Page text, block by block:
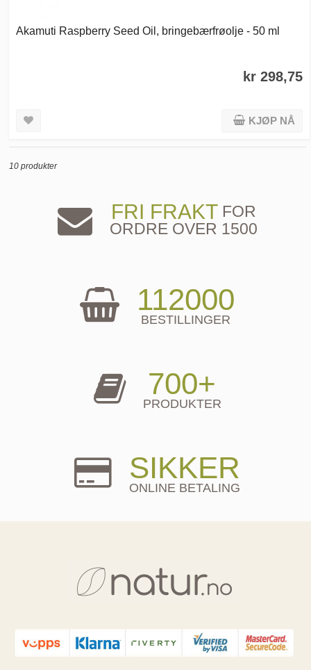
Akamuti Raspberry Seed Oil, bringebærfrøolje - 50 ml
kr 298,75
KJØP NÅ
10 produkter
FRI FRAKTFOR
ORDRE OVER 1500
112000
BESTILLINGER
700+
PRODUKTER
SIKKER
ONLINE BETALING